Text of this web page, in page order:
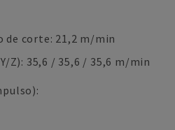
de corte: 21,2 m/min
Z): 35,6 / 35,6 / 35,6 m/min